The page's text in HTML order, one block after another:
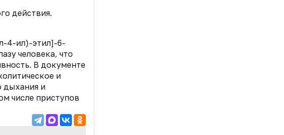
действия.
4-ил)-этил]-6-
человека, что
В документе
и
дыхания и
числе приступов